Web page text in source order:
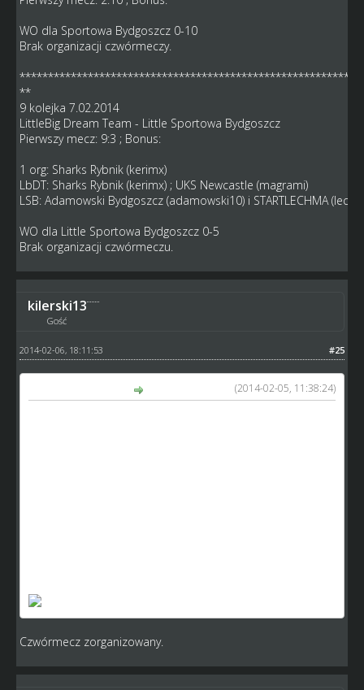
WO dla Sportowa Bydgoszcz 0-10
Brak organizacji czwórmeczy.
**
9 kolejka 7.02.2014
LittleBig Dream Team - Little Sportowa Bydgoszcz
Pierwszy mecz: 9:3 ; Bonus:
1 org: Sharks Rybnik (kerimx)
LbDT: Sharks Rybnik (kerimx) ; UKS Newcastle (magrami)
LSB: Adamowski Bydgoszcz (adamowski10) i STARTLECHMA (lech)
WO dla Little Sportowa Bydgoszcz 0-5
Brak organizacji czwórmeczu.
kilerski13
Gość
#25
2014-02-06, 18:11:53
(2014-02-05, 11:38:24)
Czwórmecz zorganizowany.